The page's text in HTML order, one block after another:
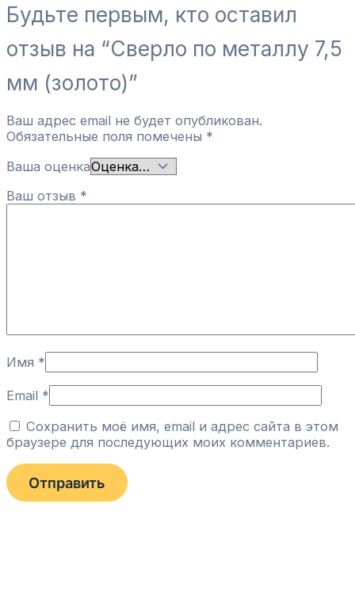
Будьте первым, кто оставил
отзыв на “Сверло по металлу 7,5
мм (золото)”
Ваш адрес email не будет опубликован.
Обязательные поля помечены *
Ваша оценка
Ваш отзыв *
Имя *
Email *
Сохранить моё имя, email и адрес сайта в этом
браузере для последующих моих комментариев.